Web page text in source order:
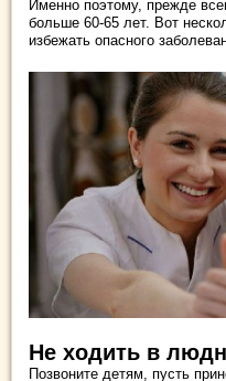
Именно поэтому, прежде
больше 60-65 лет. Вот
избежать опасного
Не ходить в
Позвоните детям, пусть